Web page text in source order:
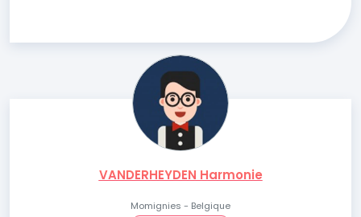
VANDERHEYDEN Harmonie
Momignies - Belgique